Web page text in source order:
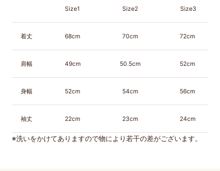
Size1 Size2 Size3
着丈 68cm 70cm 72cm
肩幅 49cm 50.5cm 52cm
身幅 52cm 54cm 56cm
袖丈 22cm 23cm 24cm
※洗いをかけてありますので物により若干の差がございます。